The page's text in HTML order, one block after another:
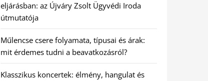
eljárásban: az Újváry Zsolt Ügyvédi Iroda
útmutatója
Műlencse csere folyamata, típusai és árak:
mit érdemes tudni a beavatkozásról?
Klasszikus koncertek: élmény, hangulat és